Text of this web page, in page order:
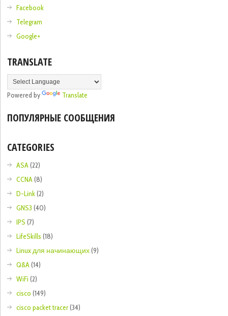
Facebook
Telegram
Google+
TRANSLATE
Powered by Translate
ПОПУЛЯРНЫЕ СООБЩЕНИЯ
CATEGORIES
ASA(22)
CCNA(8)
D-Link(2)
GNS3 (40)
IPS (7)
LifeSkills (18)
Linux для начинающих(9)
Q&A(14)
WiFi (2)
cisco (149)
cisco packet tracer(34)